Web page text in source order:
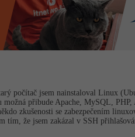
počítač jsem nainstaloval Linux
možná přibude Apache, MySQL, PHP,
zkušenosti se zabezpečením
tím, že jsem zakázal v SSH